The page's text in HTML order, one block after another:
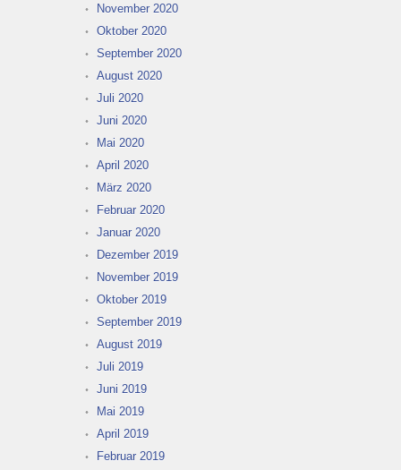
November 2020
Oktober 2020
September 2020
August 2020
Juli 2020
Juni 2020
Mai 2020
April 2020
März 2020
Februar 2020
Januar 2020
Dezember 2019
November 2019
Oktober 2019
September 2019
August 2019
Juli 2019
Juni 2019
Mai 2019
April 2019
Februar 2019